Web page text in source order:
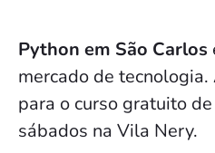
Python em São Carlos
mercado de tecnologia.
para o curso gratuito
sábados na Vila Nery.